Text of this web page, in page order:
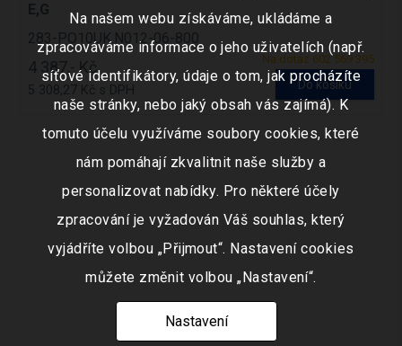
E,G
283-PO10UK.N012-06-800
Na dotaz 602 569 395
4 387,- Kč
5 308,27 Kč s DPH Do košíku
Na našem webu získáváme, ukládáme a
zpracováváme informace o jeho uživatelích (např.
síťové identifikátory, údaje o tom, jak procházíte
naše stránky, nebo jaký obsah vás zajímá). K
tomuto účelu využíváme soubory cookies, které
nám pomáhají zkvalitnit naše služby a
personalizovat nabídky. Pro některé účely
zpracování je vyžadován Váš souhlas, který
vyjádříte volbou „Přijmout“. Nastavení cookies
můžete změnit volbou „Nastavení“.
Nastavení